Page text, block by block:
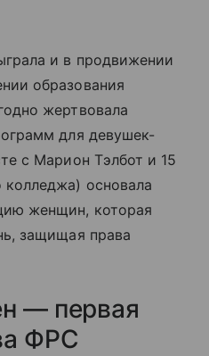
и в продвижении
образования
жертвовала
для девушек-
с Марион Тэлбот и 15
основала
женщин, которая
защищая права
— первая
ФРС